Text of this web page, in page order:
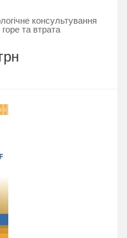
консультування
та втрата